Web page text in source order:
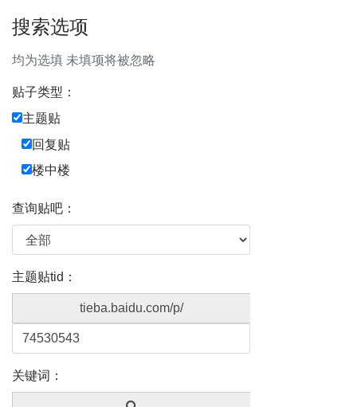
搜索选项
均为选填 未填项将被忽略
贴子类型：
主题贴
回复贴
楼中楼
查询贴吧：
主题贴tid：
tieba.baidu.com/p/
关键词：